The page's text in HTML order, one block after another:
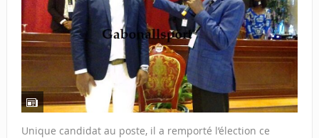
Unique candidat au poste, il a remporté l’élection ce